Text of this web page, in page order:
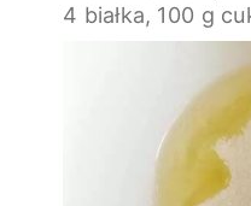
4 białka, 100 g